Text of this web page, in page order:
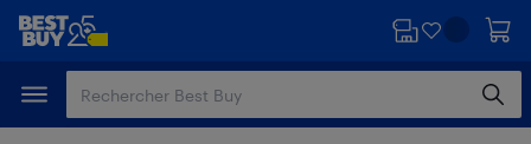
Passer
principal
Passer